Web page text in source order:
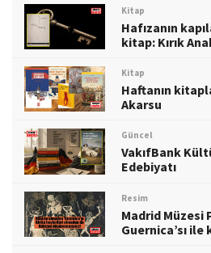
Kitap
Hafızanın
kitap: Kırık
Kitap
Haftanın
Akarsu
Güncel
VakıfBank
Edebiyatı
Resim
Madrid Müzesi
Guernica’sı ile